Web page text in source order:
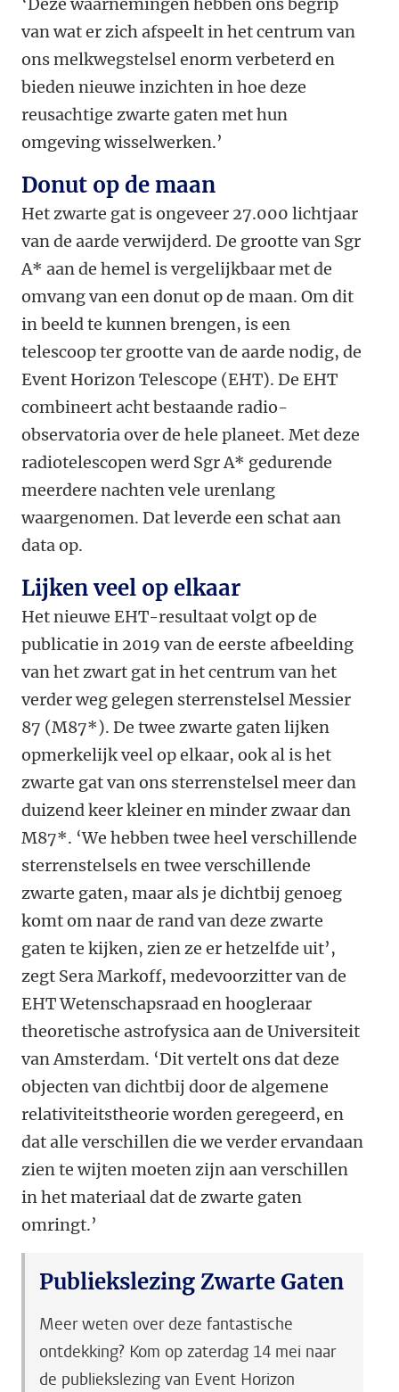
‘Deze waarnemingen hebben ons begrip
van wat er zich afspeelt in het centrum van
ons melkwegstelsel enorm verbeterd en
bieden nieuwe inzichten in hoe deze
reusachtige zwarte gaten met hun
omgeving wisselwerken.’
Donut op de maan
Het zwarte gat is ongeveer 27.000 lichtjaar
van de aarde verwijderd. De grootte van Sgr
A* aan de hemel is vergelijkbaar met de
omvang van een donut op de maan. Om dit
in beeld te kunnen brengen, is een
telescoop ter grootte van de aarde nodig, de
Event Horizon Telescope (EHT). De EHT
combineert acht bestaande radio-
observatoria over de hele planeet. Met deze
radiotelescopen werd Sgr A* gedurende
meerdere nachten vele urenlang
waargenomen. Dat leverde een schat aan
data op.
Lijken veel op elkaar
Het nieuwe EHT-resultaat volgt op de
publicatie in 2019 van de eerste afbeelding
van het zwart gat in het centrum van het
verder weg gelegen sterrenstelsel Messier
87 (M87*). De twee zwarte gaten lijken
opmerkelijk veel op elkaar, ook al is het
zwarte gat van ons sterrenstelsel meer dan
duizend keer kleiner en minder zwaar dan
M87*. ‘We hebben twee heel verschillende
sterrenstelsels en twee verschillende
zwarte gaten, maar als je dichtbij genoeg
komt om naar de rand van deze zwarte
gaten te kijken, zien ze er hetzelfde uit’,
zegt Sera Markoff, medevoorzitter van de
EHT Wetenschapsraad en hoogleraar
theoretische astrofysica aan de Universiteit
van Amsterdam. ‘Dit vertelt ons dat deze
objecten van dichtbij door de algemene
relativiteitstheorie worden geregeerd, en
dat alle verschillen die we verder ervandaan
zien te wijten moeten zijn aan verschillen
in het materiaal dat de zwarte gaten
omringt.’
Publiekslezing Zwarte Gaten
Meer weten over deze fantastische
ontdekking? Kom op zaterdag 14 mei naar
de publiekslezing van Event Horizon